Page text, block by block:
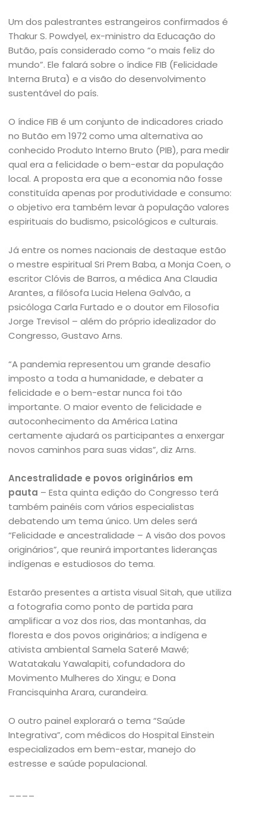
Um dos palestrantes estrangeiros confirmados é
Thakur S. Powdyel, ex-ministro da Educação do
Butão, país considerado como “o mais feliz do
mundo”. Ele falará sobre o índice FIB (Felicidade
Interna Bruta) e a visão do desenvolvimento
sustentável do país.
O índice FIB é um conjunto de indicadores criado
no Butão em 1972 como uma alternativa ao
conhecido Produto Interno Bruto (PIB), para medir
qual era a felicidade o bem-estar da população
local. A proposta era que a economia não fosse
constituída apenas por produtividade e consumo:
o objetivo era também levar à população valores
espirituais do budismo, psicológicos e culturais.
Já entre os nomes nacionais de destaque estão
o mestre espiritual Sri Prem Baba, a Monja Coen, o
escritor Clóvis de Barros, a médica Ana Claudia
Arantes, a filósofa Lucia Helena Galvão, a
psicóloga Carla Furtado e o doutor em Filosofia
Jorge Trevisol – além do próprio idealizador do
Congresso, Gustavo Arns.
“A pandemia representou um grande desafio
imposto a toda a humanidade, e debater a
felicidade e o bem-estar nunca foi tão
importante. O maior evento de felicidade e
autoconhecimento da América Latina
certamente ajudará os participantes a enxergar
novos caminhos para suas vidas”, diz Arns.
Ancestralidade e povos originários em
pauta – Esta quinta edição do Congresso terá
também painéis com vários especialistas
debatendo um tema único. Um deles será
“Felicidade e ancestralidade – A visão dos povos
originários”, que reunirá importantes lideranças
indígenas e estudiosos do tema.
Estarão presentes a artista visual Sitah, que utiliza
a fotografia como ponto de partida para
amplificar a voz dos rios, das montanhas, da
floresta e dos povos originários; a indígena e
ativista ambiental Samela Sateré Mawé;
Watatakalu Yawalapiti, cofundadora do
Movimento Mulheres do Xingu; e Dona
Francisquinha Arara, curandeira.
O outro painel explorará o tema “Saúde
Integrativa”, com médicos do Hospital Einstein
especializados em bem-estar, manejo do
estresse e saúde populacional.